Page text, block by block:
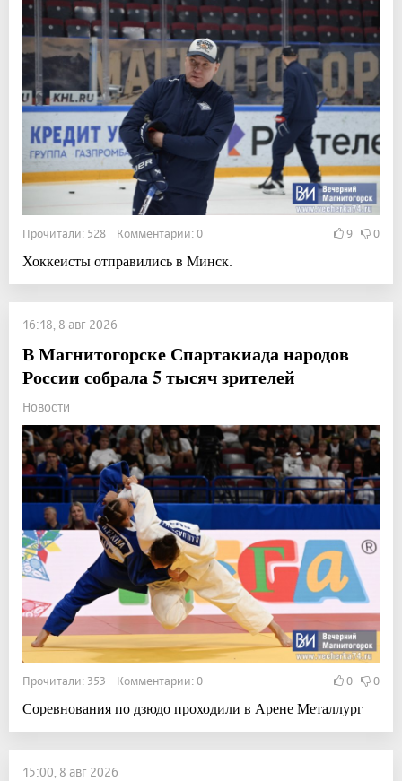
Прочитали: 528 Комментарии: 0 9 0
Хоккеисты отправились в Минск.
16:18, 8 авг 2026
В Магнитогорске Спартакиада народов
России собрала 5 тысяч зрителей
Новости
Прочитали: 353 Комментарии: 0 0 0
Соревнования по дзюдо проходили в Арене Металлург
15:00, 8 авг 2026